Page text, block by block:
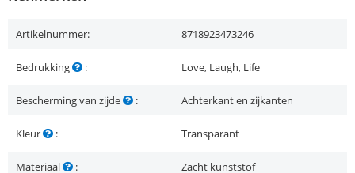
Artikelnummer: 8718923473246
Bedrukking : Love, Laugh, Life
Bescherming van zijde : Achterkant en zijkanten
Kleur : Transparant
Materiaal : Zacht kunststof